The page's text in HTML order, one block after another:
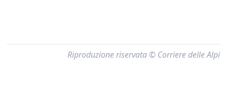
Riproduzione riservata © Corriere delle Alpi